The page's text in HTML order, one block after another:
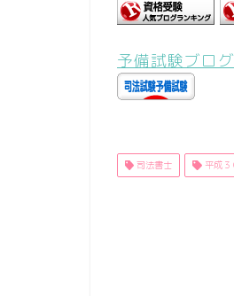
予備試験ブロ
司法書士 平成３